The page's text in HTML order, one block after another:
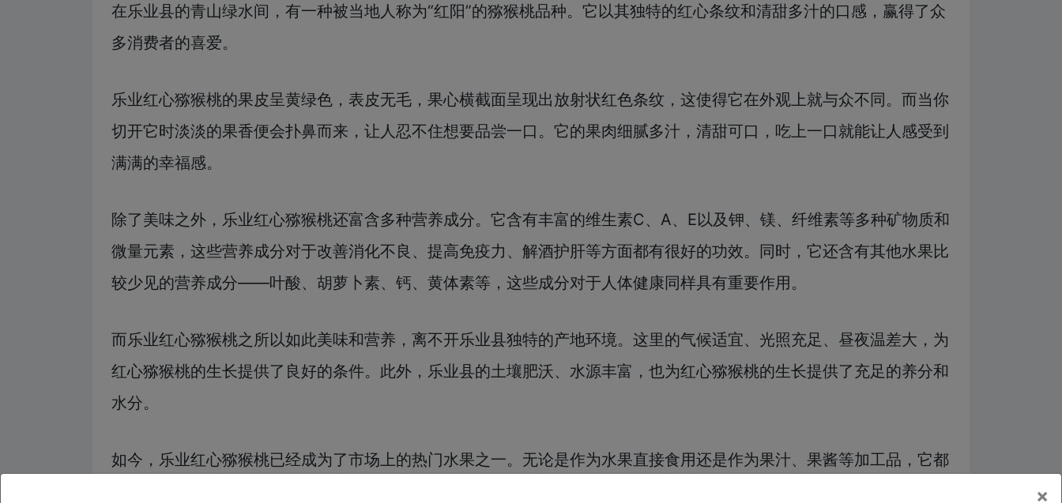
在乐业县的青山绿水间，有一种被当地人称为“红阳”的猕猴桃品种。它以其独特的红心条纹和清甜多汁的口感，赢得了众
多消费者的喜爱。
乐业红心猕猴桃的果皮呈黄绿色，表皮无毛，果心横截面呈现出放射状红色条纹，这使得它在外观上就与众不同。而当你
切开它时淡淡的果香便会扑鼻而来，让人忍不住想要品尝一口。它的果肉细腻多汁，清甜可口，吃上一口就能让人感受到
满满的幸福感。
除了美味之外，乐业红心猕猴桃还富含多种营养成分。它含有丰富的维生素C、A、E以及钾、镁、纤维素等多种矿物质和
微量元素，这些营养成分对于改善消化不良、提高免疫力、解酒护肝等方面都有很好的功效。同时，它还含有其他水果比
较少见的营养成分——叶酸、胡萝卜素、钙、黄体素等，这些成分对于人体健康同样具有重要作用。
而乐业红心猕猴桃之所以如此美味和营养，离不开乐业县独特的产地环境。这里的气候适宜、光照充足、昼夜温差大，为
红心猕猴桃的生长提供了良好的条件。此外，乐业县的土壤肥沃、水源丰富，也为红心猕猴桃的生长提供了充足的养分和
水分。
如今，乐业红心猕猴桃已经成为了市场上的热门水果之一。无论是作为水果直接食用还是作为果汁、果酱等加工品，它都
×